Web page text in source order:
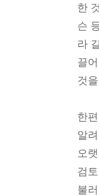
한
슨
라
끌
것
한
알
오
검
불